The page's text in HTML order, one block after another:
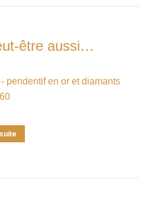
être aussi…
pendentif en or et diamants